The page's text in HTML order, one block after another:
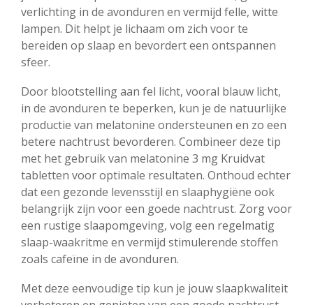
verlichting in de avonduren en vermijd felle, witte
lampen. Dit helpt je lichaam om zich voor te
bereiden op slaap en bevordert een ontspannen
sfeer.
Door blootstelling aan fel licht, vooral blauw licht,
in de avonduren te beperken, kun je de natuurlijke
productie van melatonine ondersteunen en zo een
betere nachtrust bevorderen. Combineer deze tip
met het gebruik van melatonine 3 mg Kruidvat
tabletten voor optimale resultaten. Onthoud echter
dat een gezonde levensstijl en slaaphygiëne ook
belangrijk zijn voor een goede nachtrust. Zorg voor
een rustige slaapomgeving, volg een regelmatig
slaap-waakritme en vermijd stimulerende stoffen
zoals cafeïne in de avonduren.
Met deze eenvoudige tip kun je jouw slaapkwaliteit